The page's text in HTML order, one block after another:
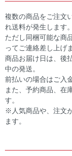
複数の商品をご注文
れ送料が発生します。
ただし同梱可能な商
ってご連絡差し上げ
商品お届け日は、後
中の発送。
前払いの場合はご入
また、予約商品、在
す。
※人気商品や、注文
ます。